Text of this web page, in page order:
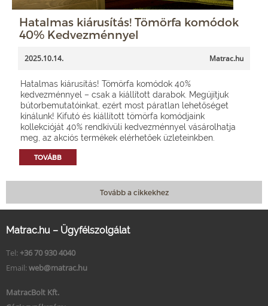
Hatalmas kiárusítás! Tömörfa komódok
40% Kedvezménnyel
2025.10.14. Matrac.hu
Hatalmas kiárusítás! Tömörfa komódok 40%
kedvezménnyel – csak a kiállított darabok. Megújítjuk
bútorbemutatóinkat, ezért most páratlan lehetőséget
kínálunk! Kifutó és kiállított tömörfa komódjaink
kollekcióját 40% rendkívüli kedvezménnyel vásárolhatja
meg, az akciós termékek elérhetőek üzleteinkben.
TOVÁBB
Tovább a cikkekhez
Matrac.hu – Ügyfélszolgálat
Tel: +36 70 930 4040
Email: web@matrac.hu
MatracBolt Kft.